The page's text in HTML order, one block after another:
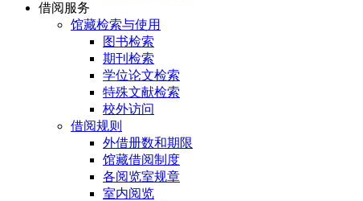
借阅服务
馆藏检索与使用
图书检索
期刊检索
学位论文检索
特殊文献检索
校外访问
借阅规则
外借册数和期限
馆藏借阅制度
各阅览室规章
室内阅览